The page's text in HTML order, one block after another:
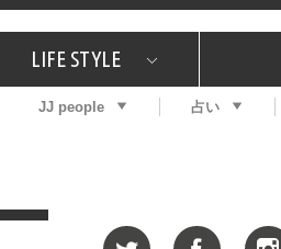
JJスタッフの"それどこの"？ プチプラ
コスメ全部試してみた What's
LIFE STYLE
JJグルメガイド エンタメ プレゼ
特集
JJ people 占い